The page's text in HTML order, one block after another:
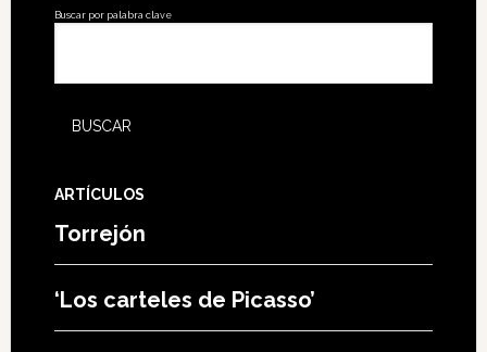
Buscar por palabra clave
ARTÍCULOS
Torrejón
‘Los carteles de Picasso’